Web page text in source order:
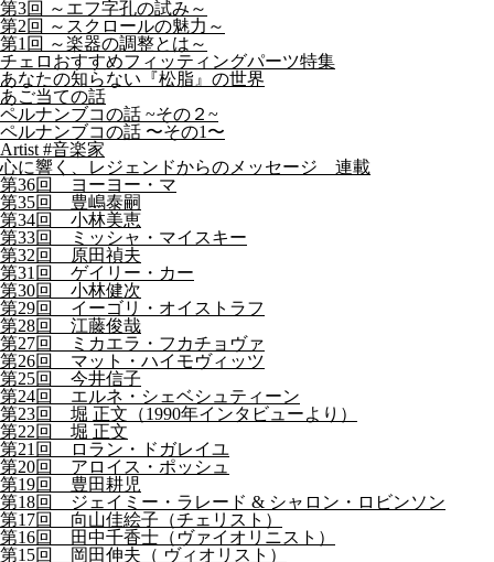
第3回 ～エフ字孔の試み～
第2回 ～スクロールの魅力～
第1回 ～楽器の調整とは～
チェロおすすめフィッティングパーツ特集
あなたの知らない『松脂』の世界
あご当ての話
ペルナンブコの話 ~その２~
ペルナンブコの話 〜その1〜
Artist #音楽家
心に響く、レジェンドからのメッセージ 連載
第36回 ヨーヨー・マ
第35回 豊嶋泰嗣
第34回 小林美恵
第33回 ミッシャ・マイスキー
第32回 原田禎夫
第31回 ゲイリー・カー
第30回 小林健次
第29回 イーゴリ・オイストラフ
第28回 江藤俊哉
第27回 ミカエラ・フカチョヴァ
第26回 マット・ハイモヴィッツ
第25回 今井信子
第24回 エルネ・シェベシュティーン
第23回 堀 正文（1990年インタビューより）
第22回 堀 正文
第21回 ロラン・ドガレイユ
第20回 アロイス・ポッシュ
第19回 豊田耕児
第18回 ジェイミー・ラレード & シャロン・ロビンソン
第17回 向山佳絵子（チェリスト）
第16回 田中千香士（ヴァイオリニスト）
第15回 岡田伸夫（ ヴィオリスト）